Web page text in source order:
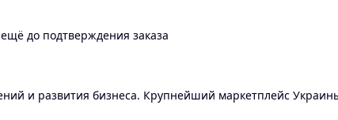
до подтверждения заказа
и развития бизнеса. Крупнейший маркетплейс